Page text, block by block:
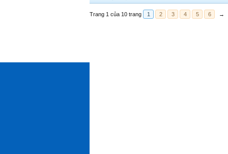
Trang 1 của 10 trang 1 2 3 4 5 6 →